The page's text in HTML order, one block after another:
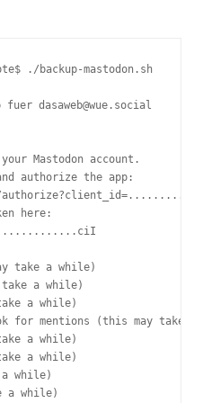
workingdir"
>/dev/null 2>&1; then
archive ist nicht im PATH."
2>&1; then
nicht installiert." >&2
"$@"
./backup-mastodon.sh
dasaweb@wue.social
Mastodon account.
authorize the app:
here:
take a while)
a while)
a while)
for mentions (this may take a
a while)
a while)
while)
a while)